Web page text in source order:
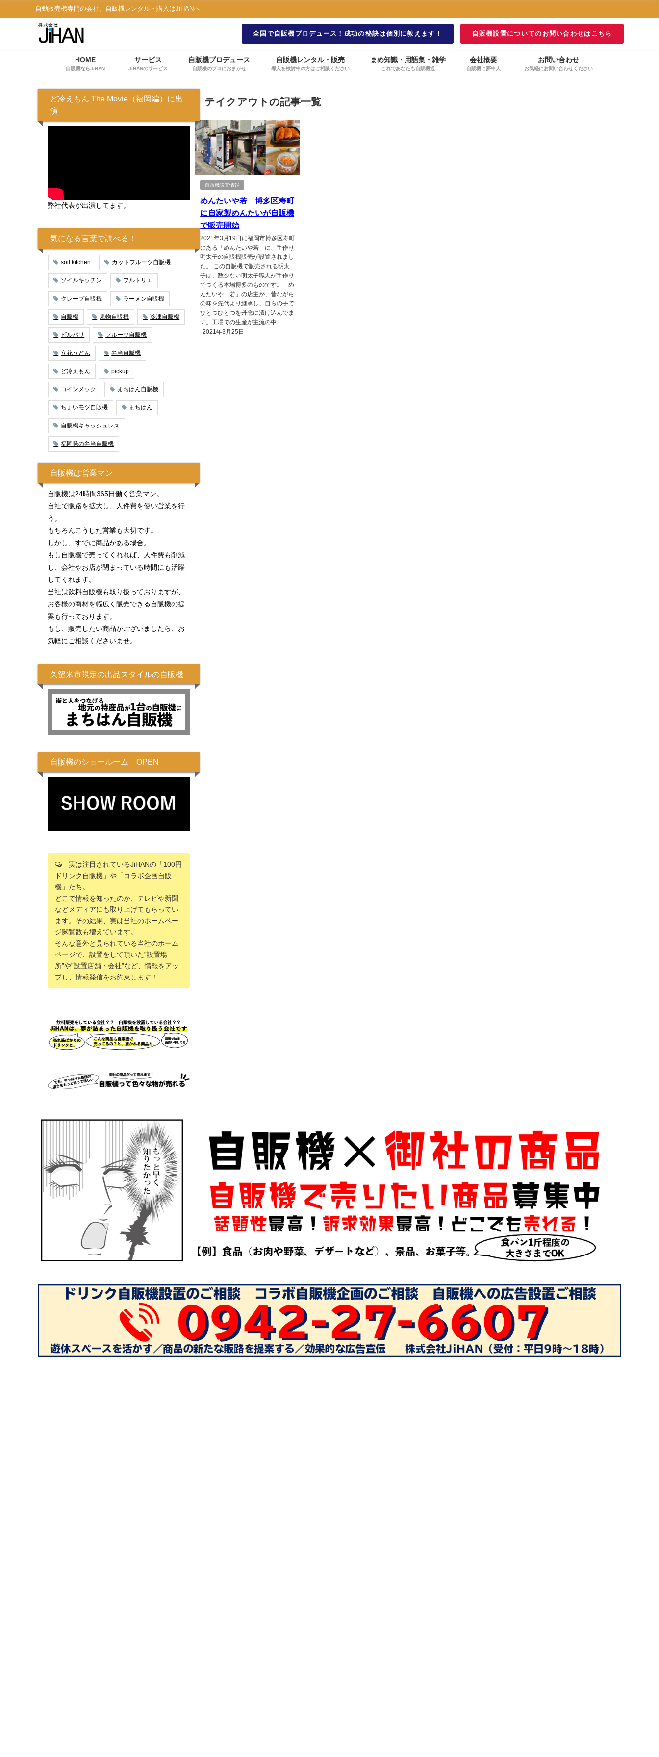
自動販売機専門の会社。自販機レンタル・購入はJiHANへ
全国で自販機プロデュース！成功の秘訣は個別に教えます！ 自販機設置についてのお問い合わせはこちら
HOME
自販機ならJiHAN
サービス
JiHANのサービス
自販機プロデュース
自販機のプロにおまかせ
自販機レンタル・販売
導入を検討中の方はご相談ください
まめ知識・用語集・雑学
これであなたも自販機通
会社概要
自販機に夢中人
お問い合わせ
お気軽にお問い合わせください
テイクアウトの記事一覧
自販機設置情報
めんたいや若 博多区寿町
に自家製めんたいが自販機
で販売開始
2021年3月19日に福岡市博多区寿町
にある「めんたいや若」に、手作り
明太子の自販機販売が設置されまし
た。 この自販機で販売される明太
子は、数少ない明太子職人が手作り
でつくる本場博多のものです。「め
んたいや 若」の店主が、昔ながら
の味を先代より継承し、自らの手で
ひとつひとつを丹念に漬け込んでま
す。工場での生産が主流の中...
2021年3月25日
ど冷えもん The Movie（福岡編）に出
演
弊社代表が出演してます。
気になる言葉で調べる！
soil kitchen カットフルーツ自販機
ソイルキッチン フルトリエ
クレープ自販機 ラーメン自販機
自販機 果物自販機 冷凍自販機
ビルバリ フルーツ自販機
立花うどん 弁当自販機
ど冷えもん pickup
コインメック まちはん自販機
ちょいモツ自販機 まちはん
自販機キャッシュレス
福岡発の弁当自販機
自販機は営業マン
自販機は24時間365日働く営業マン。
自社で販路を拡大し、人件費を使い営業を行
う。
もちろんこうした営業も大切です。
しかし、すでに商品がある場合。
もし自販機で売ってくれれば、人件費も削減
し、会社やお店が閉まっている時間にも活躍
してくれます。
当社は飲料自販機も取り扱っておりますが、
お客様の商材を幅広く販売できる自販機の提
案も行っております。
もし、販売したい商品がございましたら、お
気軽にご相談くださいませ。
久留米市限定の出品スタイルの自販機
自販機のショールーム OPEN
実は注目されているJiHANの「100円
ドリンク自販機」や「コラボ企画自販
機」たち。
どこで情報を知ったのか、テレビや新聞
などメディアにも取り上げてもらってい
ます。その結果、実は当社のホームペー
ジ閲覧数も増えています。
そんな意外と見られている当社のホーム
ページで、設置をして頂いた”設置場
所”や”設置店舗・会社”など、情報をアッ
プし、情報発信をお約束します！